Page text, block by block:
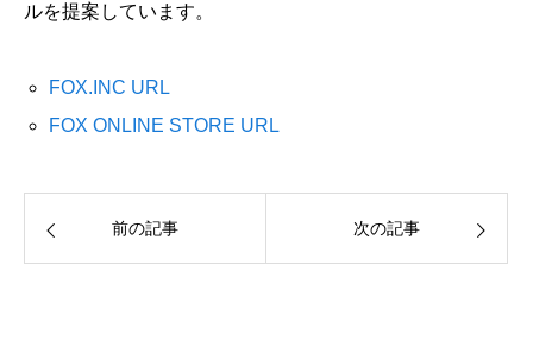
ルを提案しています。
FOX.INC URL
FOX ONLINE STORE URL
前の記事 次の記事